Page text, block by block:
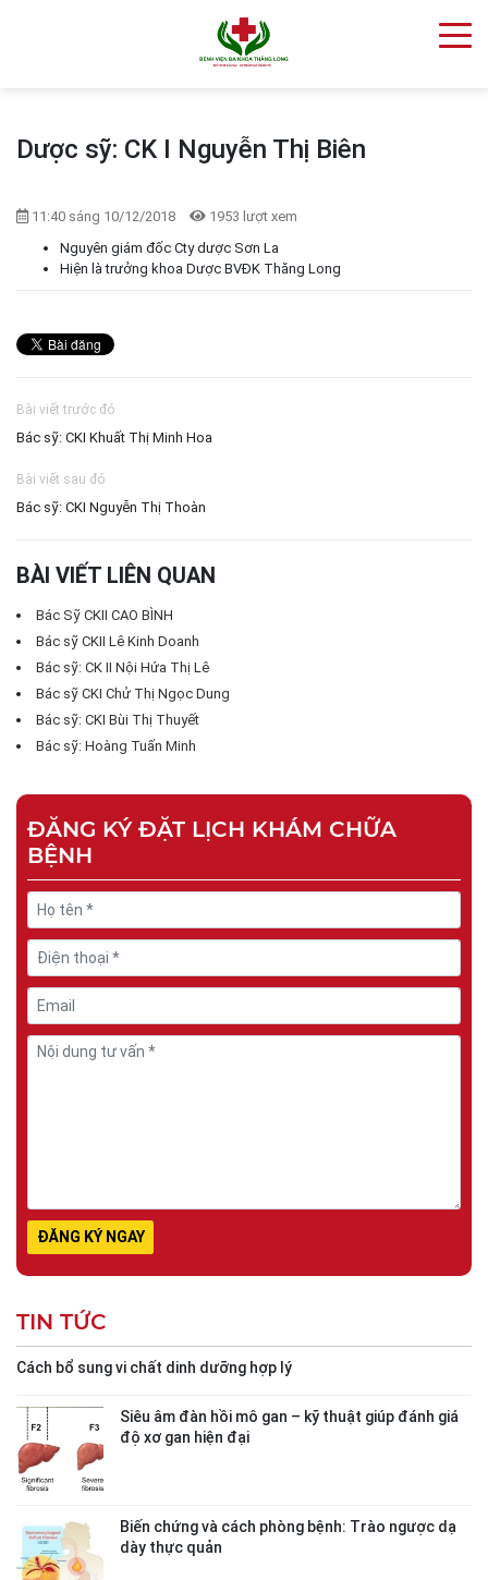
Dược sỹ: CK I Nguyễn Thị Biên
11:40 sáng 10/12/2018
1953 lượt xem
Nguyên giám đốc Cty dược Sơn La
Hiện là trưởng khoa Dược BVĐK Thăng Long
Bài viết trước đó
Bác sỹ: CKI Khuất Thị Minh Hoa
Bài viết sau đó
Bác sỹ: CKI Nguyễn Thị Thoàn
BÀI VIẾT LIÊN QUAN
Bác Sỹ CKII CAO BÌNH
Bác sỹ CKII Lê Kinh Doanh
Bác sỹ: CK II Nội Hứa Thị Lê
Bác sỹ CKI Chử Thị Ngọc Dung
Bác sỹ: CKI Bùi Thị Thuyết
Bác sỹ: Hoàng Tuấn Minh
ĐĂNG KÝ ĐẶT LỊCH KHÁM CHỮA
BỆNH
TIN TỨC
Cách bổ sung vi chất dinh dưỡng hợp lý
Siêu âm đàn hồi mô gan – kỹ thuật giúp đánh giá
độ xơ gan hiện đại
Biến chứng và cách phòng bệnh: Trào ngược dạ
dày thực quản